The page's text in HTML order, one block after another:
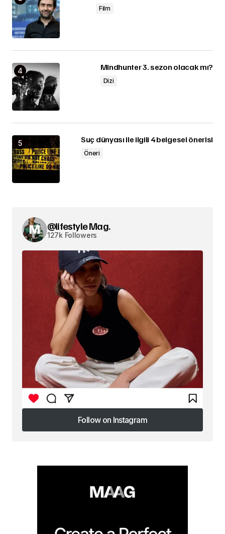
Film
Mindhunter 3. sezon olacak mı?
Dizi
Suç dünyası ile ilgili 4 belgesel önerisi
Öneri
@lifestyle Mag.
127k Followers
Follow on Instagram
Follow on Instagram